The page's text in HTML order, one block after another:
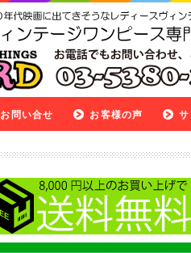
お問い合せ お客様の声